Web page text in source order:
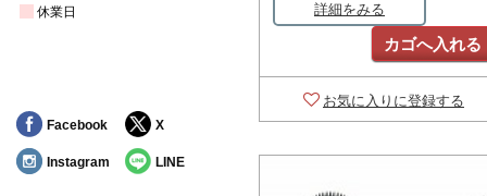
詳細をみる
カゴへ入れる
お気に入りに登録する
Facebook X
Instagram LINE